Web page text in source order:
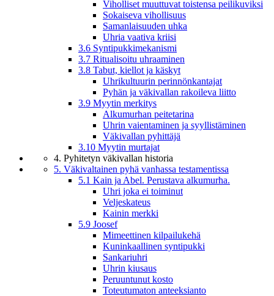
Viholliset muuttuvat toistensa peilikuviksi
Sokaiseva vihollisuus
Samanlaisuuden uhka
Uhria vaativa kriisi
3.6 Syntipukkimekanismi
3.7 Ritualisoitu uhraaminen
3.8 Tabut, kiellot ja käskyt
Uhrikultuurin perinnönkantajat
Pyhän ja väkivallan rakoileva liitto
3.9 Myytin merkitys
Alkumurhan peitetarina
Uhrin vaientaminen ja syyllistäminen
Väkivallan pyhittäjä
3.10 Myytin murtajat
4. Pyhitetyn väkivallan historia
5. Väkivaltainen pyhä vanhassa testamentissa
5.1 Kain ja Abel. Perustava alkumurha.
Uhri joka ei toiminut
Veljeskateus
Kainin merkki
5.9 Joosef
Mimeettinen kilpailukehä
Kuninkaallinen syntipukki
Sankariuhri
Uhrin kiusaus
Peruuntunut kosto
Toteutumaton anteeksianto